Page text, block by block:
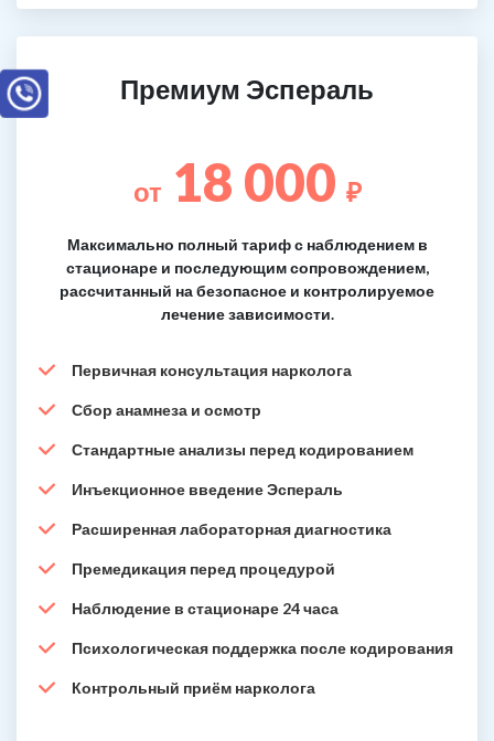
Премиум Эспераль
от 18 000 ₽
Максимально полный тариф с наблюдением в
стационаре и последующим сопровождением,
рассчитанный на безопасное и контролируемое
лечение зависимости.
Первичная консультация нарколога
Сбор анамнеза и осмотр
Стандартные анализы перед кодированием
Инъекционное введение Эспераль
Расширенная лабораторная диагностика
Премедикация перед процедурой
Наблюдение в стационаре 24 часа
Психологическая поддержка после кодирования
Контрольный приём нарколога